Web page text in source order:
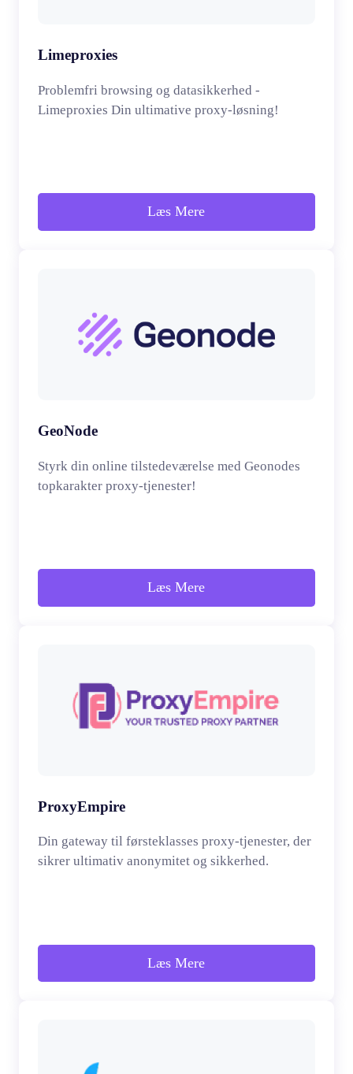
Limeproxies
Problemfri browsing og datasikkerhed -
Limeproxies Din ultimative proxy-løsning!
Læs Mere
GeoNode
Styrk din online tilstedeværelse med Geonodes
topkarakter proxy-tjenester!
Læs Mere
ProxyEmpire
Din gateway til førsteklasses proxy-tjenester, der
sikrer ultimativ anonymitet og sikkerhed.
Læs Mere